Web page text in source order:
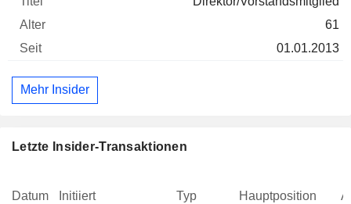
61
01.01.2013
Mehr Insider
Letzte Insider-Transaktionen
Datum Initiiert Typ Hauptposition